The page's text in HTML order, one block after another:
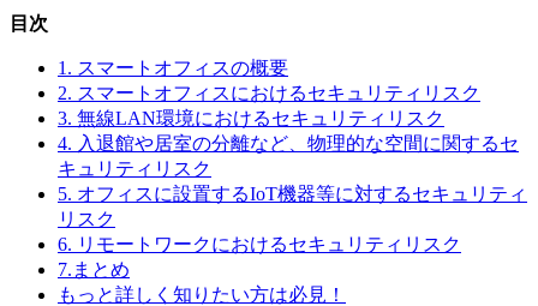
目次
1. スマートオフィスの概要
2. スマートオフィスにおけるセキュリティリスク
3. 無線LAN環境におけるセキュリティリスク
4. 入退館や居室の分離など、物理的な空間に関するセ
キュリティリスク
5. オフィスに設置するIoT機器等に対するセキュリティ
リスク
6. リモートワークにおけるセキュリティリスク
7.まとめ
もっと詳しく知りたい方は必見！